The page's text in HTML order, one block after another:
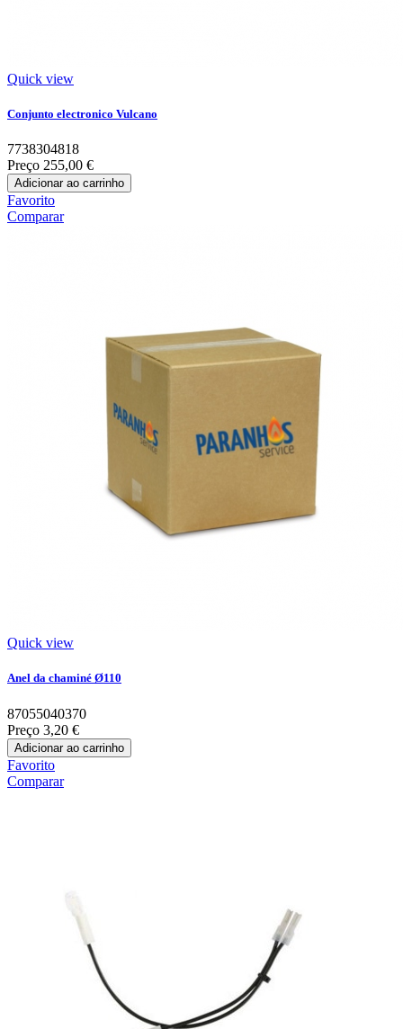
Quick view
Conjunto electronico Vulcano
7738304818
Preço 255,00 €
Adicionar ao carrinho
Favorito
Comparar
Quick view
Anel da chaminé Ø110
87055040370
Preço 3,20 €
Adicionar ao carrinho
Favorito
Comparar